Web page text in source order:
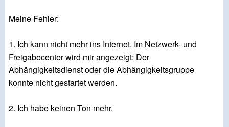
Meine Fehler:
1. Ich kann nicht mehr ins Internet. Im Netzwerk- und
Freigabecenter wird mir angezeigt: Der
Abhängigkeitsdienst oder die Abhängigkeitsgruppe
konnte nicht gestartet werden.
2. Ich habe keinen Ton mehr.